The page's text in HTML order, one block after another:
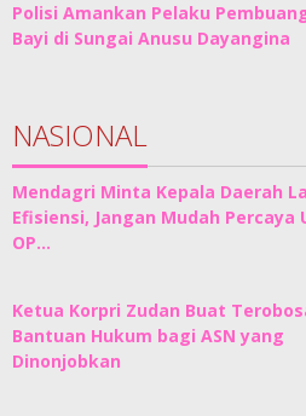
Polisi Amankan Pelaku
Bayi di Sungai Anusu Dayangina
NASIONAL
Mendagri Minta Kepala Daerah
Efisiensi, Jangan Mudah Percaya
OP…
Ketua Korpri Zudan Buat
Bantuan Hukum bagi ASN yang
Dinonjobkan